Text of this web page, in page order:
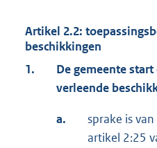
Artikel 2.2:
beschikkingen
1.
De gemeente
verleende
a.
sprake is
artikel 2:25